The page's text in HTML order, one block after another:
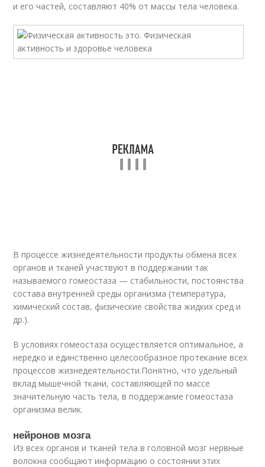
и его частей, составляют 40% от массы тела человека.
В процессе жизнедеятельности продукты обмена всех
органов и тканей участвуют в поддержании так
называемого гомеостаза — стабильности, постоянства
состава внутренней среды организма (температура,
химический состав, физические свойства жидких сред и
др.).
В условиях гомеостаза осуществляется оптимальное, а
нередко и единственно целесообразное протекание всех
процессов жизнедеятельности.Понятно, что удельный
вклад мышечной ткани, составляющей по массе
значительную часть тела, в поддержание гомеостаза
организма велик.
нейронов мозга
Из всех органов и тканей тела в головной мозг нервные
волокна сообщают информацию о состоянии этих